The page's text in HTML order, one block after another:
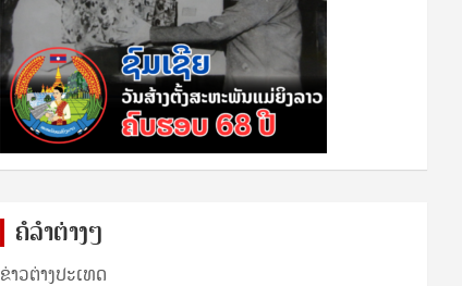
ຄໍລຳຕ່າງໆ
ຂ່າວຕ່າງປະເທດ